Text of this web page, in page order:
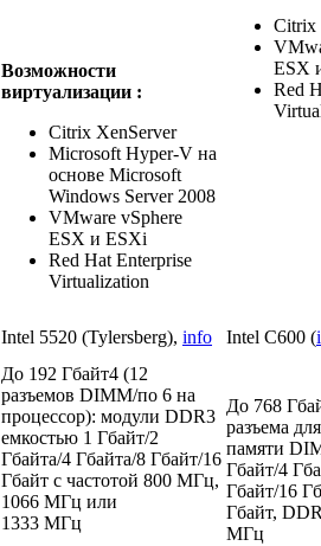
Возможности
виртуализации :
Citrix XenServer
Microsoft Hyper-V на
основе Microsoft
Windows Server 2008
VMware vSphere
ESX и ESXi
Red Hat Enterprise
Virtualization
Citrix
ESX
Red
Intel 5520 (Tylersberg), info Intel C600 (
До 192 Гбайт4 (12
разъемов DIMM/по 6 на
процессор): модули DDR3
емкостью 1 Гбайт/2
Гбайта/4 Гбайта/8 Гбайт/16
Гбайт с частотой 800 МГц,
1066 МГц или
1333 МГц
До 768
разъема
памяти
Гбайт/4
Гбайт/16
Гбайт,
МГц